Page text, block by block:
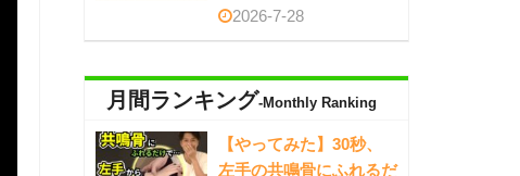
2026-7-28
月間ランキング-Monthly Ranking
【やってみた】30秒、
左手の共鳴骨にふれるだ